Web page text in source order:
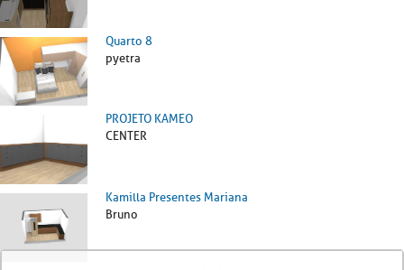
Quarto 8
pyetra
PROJETO KAMEO
CENTER
Kamilla Presentes Mariana
Bruno